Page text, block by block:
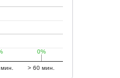
> 60 мин.
0%
0%